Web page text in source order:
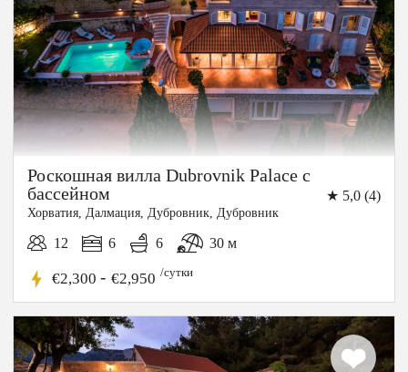
Роскошная вилла Dubrovnik Palace с
бассейном
★ 5,0 (4)
Хорватия, Далмация, Дубровник, Дубровник
12 6 6 30 м
€2,300 - €2,950 /сутки